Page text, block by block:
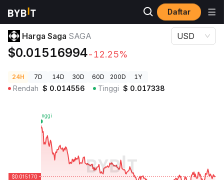
Daftar
Harga Kripto
Harga Saga SAGA
$0.01516994-12.25%
USD
24H 7D 14D 30D 60D 200D 1Y
Rendah $ 0.014556 Tinggi $ 0.017338